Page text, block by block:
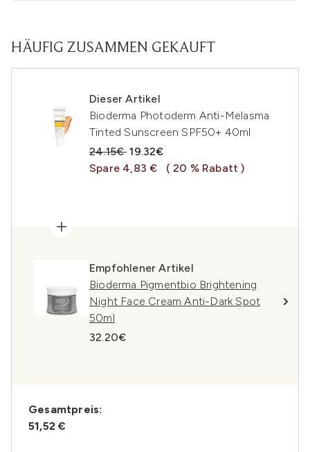
HÄUFIG ZUSAMMEN GEKAUFT
Dieser Artikel
Bioderma Photoderm Anti-Melasma
Tinted Sunscreen SPF50+ 40ml
Unverbindliche Preisempfehlung:
24.15€Aktueller Preis:
19.32€
Spare 4,83 €
( 20 % Rabatt )
Empfohlener Artikel
Bioderma Pigmentbio Brightening
Night Face Cream Anti-Dark Spot
50ml
32.20€
Gesamtpreis:
51,52 €